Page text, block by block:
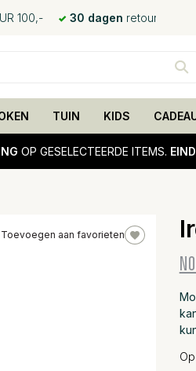
100,- 30 dagen retour
TUIN KIDS
OP GESELECTEERDE ITEMS.
Toevoegen aan favorieten